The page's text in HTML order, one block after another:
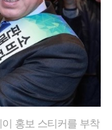
홍보 스티커를 부착